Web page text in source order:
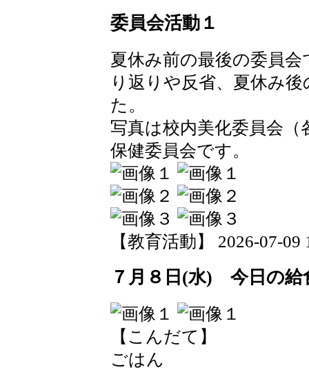
委員会活動１
夏休み前の最後の委員
り返りや反省、夏休み
た。
写真は校内美化委員会
保健委員会です。
【教育活動】 2026-07-09
７月８日(水) 今日の給
【こんだて】
ごはん